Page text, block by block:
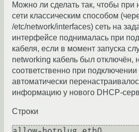
Можно ли сделать так, чтобы при
сети классическим способом
/etc/network/interfaces) сеть на
интерфейсе поднималась при
кабеля, если в момент запуска
networking кабель был отключён,
соответственно при подключении
автоматически
информацию у нового DHCP-
Строки